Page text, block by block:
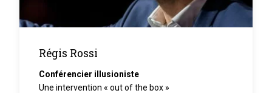
Régis Rossi
Conférencier illusioniste
Une intervention « out of the box »